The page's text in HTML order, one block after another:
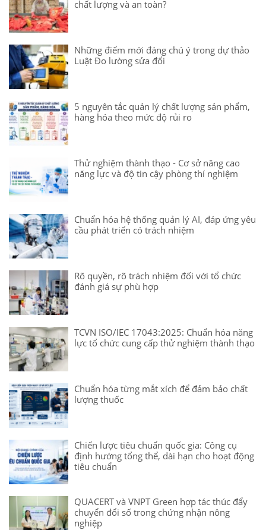
chất lượng và an toàn?
Những điểm mới đáng chú ý trong dự thảo
Luật Đo lường sửa đổi
5 nguyên tắc quản lý chất lượng sản phẩm,
hàng hóa theo mức độ rủi ro
Thử nghiệm thành thạo - Cơ sở nâng cao
năng lực và độ tin cậy phòng thí nghiệm
Chuẩn hóa hệ thống quản lý AI, đáp ứng yêu
cầu phát triển có trách nhiệm
Rõ quyền, rõ trách nhiệm đối với tổ chức
đánh giá sự phù hợp
TCVN ISO/IEC 17043:2025: Chuẩn hóa năng
lực tổ chức cung cấp thử nghiệm thành thạo
Chuẩn hóa từng mắt xích để đảm bảo chất
lượng thuốc
Chiến lược tiêu chuẩn quốc gia: Công cụ
định hướng tổng thể, dài hạn cho hoạt động
tiêu chuẩn
QUACERT và VNPT Green hợp tác thúc đẩy
chuyển đổi số trong chứng nhận nông
nghiệp